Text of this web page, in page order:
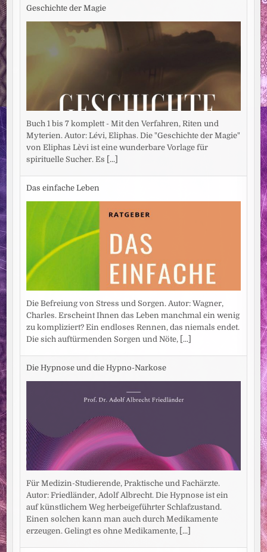
Geschichte der Magie
Buch 1 bis 7 komplett - Mit den Verfahren, Riten und
Myterien. Autor: Lévi, Eliphas. Die "Geschichte der Magie"
von Eliphas Lèvi ist eine wunderbare Vorlage für
spirituelle Sucher. Es [...]
Das einfache Leben
Die Befreiung von Stress und Sorgen. Autor: Wagner,
Charles. Erscheint Ihnen das Leben manchmal ein wenig
zu kompliziert? Ein endloses Rennen, das niemals endet.
Die sich auftürmenden Sorgen und Nöte, [...]
Die Hypnose und die Hypno-Narkose
Für Medizin-Studierende, Praktische und Fachärzte.
Autor: Friedländer, Adolf Albrecht. Die Hypnose ist ein
auf künstlichem Weg herbeigeführter Schlafzustand.
Einen solchen kann man auch durch Medikamente
erzeugen. Gelingt es ohne Medikamente, [...]